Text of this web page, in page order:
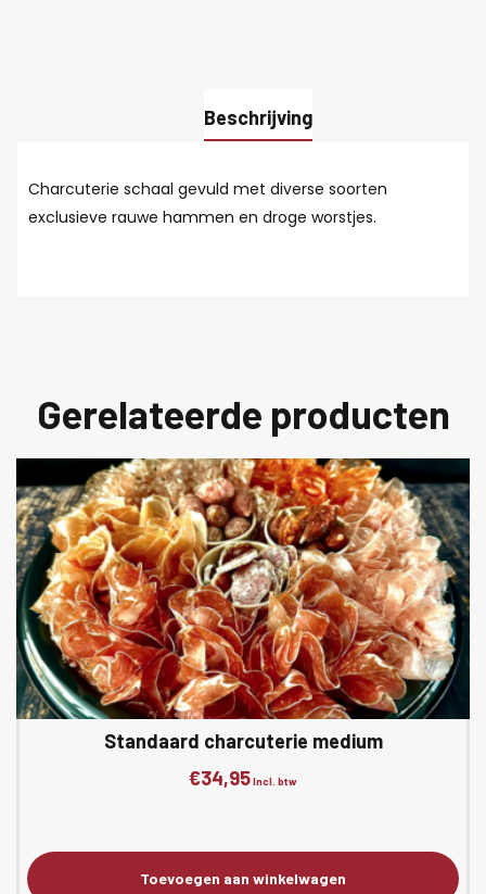
Beschrijving
Charcuterie schaal gevuld met diverse soorten
exclusieve rauwe hammen en droge worstjes.
Gerelateerde producten
Toevoegen aan winkelwagen
Standaard charcuterie medium
€34,95Incl. btw